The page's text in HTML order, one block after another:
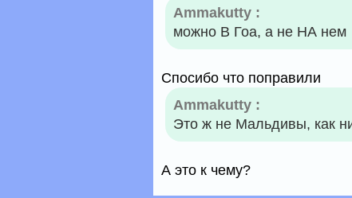
Ammakutty :
можно В Гоа, а не НА нем
Спосибо что поправили
Ammakutty :
Это ж не Мальдивы, как
А это к чему?